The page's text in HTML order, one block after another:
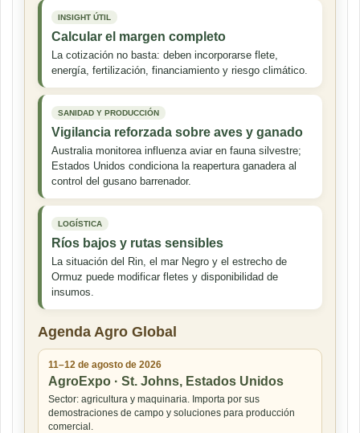
INSIGHT ÚTIL
Calcular el margen completo
La cotización no basta: deben incorporarse flete,
energía, fertilización, financiamiento y riesgo climático.
SANIDAD Y PRODUCCIÓN
Vigilancia reforzada sobre aves y ganado
Australia monitorea influenza aviar en fauna silvestre;
Estados Unidos condiciona la reapertura ganadera al
control del gusano barrenador.
LOGÍSTICA
Ríos bajos y rutas sensibles
La situación del Rin, el mar Negro y el estrecho de
Ormuz puede modificar fletes y disponibilidad de
insumos.
Agenda Agro Global
11–12 de agosto de 2026
AgroExpo · St. Johns, Estados Unidos
Sector: agricultura y maquinaria. Importa por sus
demostraciones de campo y soluciones para producción
comercial.